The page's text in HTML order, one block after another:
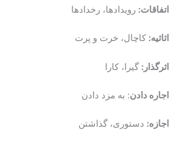
اتفاقات: رویدادها، رخدادها
اثاثیه: کاچال، خرت و پرت
اثرگذار: گیرا، کارا
اجاره دادن: به مزد دادن
اجازه: دستوری، گذاشتن